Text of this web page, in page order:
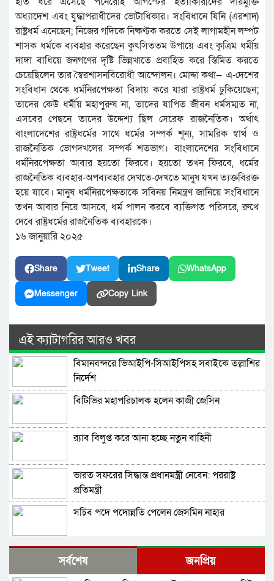
অধ্যাদেশ এবং যুদ্ধাপরাধীদের ভোটাধিকার। সংবিধানে যিনি (এরশাদ)
রাষ্ট্রধর্ম এনেছেন; নিজের গদিকে নিষ্কণ্টক করতে সেই লাগামহীন লম্পট
শাসক ধর্মকে ব্যবহার করেছেন কুৎসিততম উপায়ে এবং কৃত্রিম ধর্মীয়
দাঙ্গা বাধিয়ে জনগণের দৃষ্টি ভিন্নখাতে প্রবাহিত করে স্তিমিত করতে
চেয়েছিলেন তার স্বৈরশাসনবিরোধী আন্দোলন। মোদ্দা কথা— এ-দেশের
সংবিধান থেকে ধর্মনিরপেক্ষতা বিদায় করে যারা রাষ্ট্রধর্ম ঢুকিয়েছেন;
তাদের কেউ ধর্মীয় মহাপুরুষ না, তাদের যাপিত জীবন ধর্মসম্মত না,
এসবের পেছনে তাদের উদ্দেশ্য ছিল সেরেফ রাজনৈতিক। অর্থাৎ
বাংলাদেশের রাষ্ট্রধর্মের সাথে ধর্মের সম্পর্ক শূন্য, সামরিক স্বার্থ ও
রাজনৈতিক ভোগদখলের সম্পর্ক শতভাগ। বাংলাদেশের সংবিধানে
ধর্মনিরপেক্ষতা আবার হয়তো ফিরবে। হয়তো তখন ফিরবে, ধর্মের
রাজনৈতিক ব্যবহার-অপব্যবহার দেখতে-দেখতে মানুষ যখন ত্যক্তবিরক্ত
হয়ে যাবে। মানুষ ধর্মনিরপেক্ষতাকে সবিনয় নিমন্ত্রণ জানিয়ে সংবিধানে
তখন আবার নিয়ে আসবে, ধর্ম পালন করবে ব্যক্তিগত পরিসরে, রুখে
দেবে রাষ্ট্রধর্মের রাজনৈতিক ব্যবহারকে।
১৬ জানুয়ারি ২০২৫
Share Tweet Share WhatsApp
Messenger Copy Link
এই ক্যাটাগরির আরও খবর
বিমানবন্দরে ভিআইপি-সিআইপিসহ সবাইকে তল্লাশির
নির্দেশ
বিটিভির মহাপরিচালক হলেন কাজী জেসিন
র‍্যাব বিলুপ্ত করে আনা হচ্ছে নতুন বাহিনী
ভারত সফরের সিদ্ধান্ত প্রধানমন্ত্রী নেবেন: পররাষ্ট্র
প্রতিমন্ত্রী
সচিব পদে পদোন্নতি পেলেন জেসমিন নাহার
পুলিশের ৭ কর্মকর্তাকে বদলি
সর্বশেষ জনপ্রিয়